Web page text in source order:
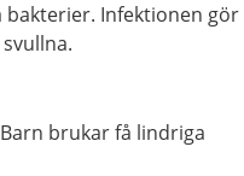
Infektionen gör
Barn brukar få lindriga